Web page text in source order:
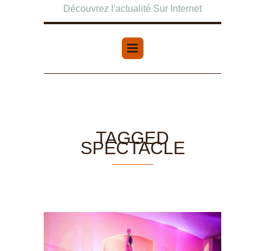
Découvrez l'actualité Sur Internet
TAGGED
SPECTACLE